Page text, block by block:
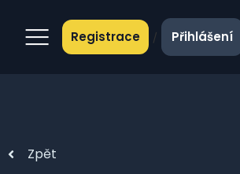
Registrace / Přihlášení
Zpět